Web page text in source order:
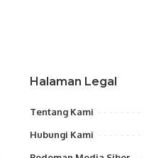
Halaman Legal
Tentang Kami
Hubungi Kami